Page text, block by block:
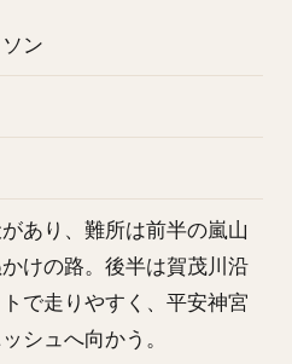
ン
あり、難所は前半の嵐山
けの路。後半は賀茂川沿
で走りやすく、平安神宮
シュへ向かう。